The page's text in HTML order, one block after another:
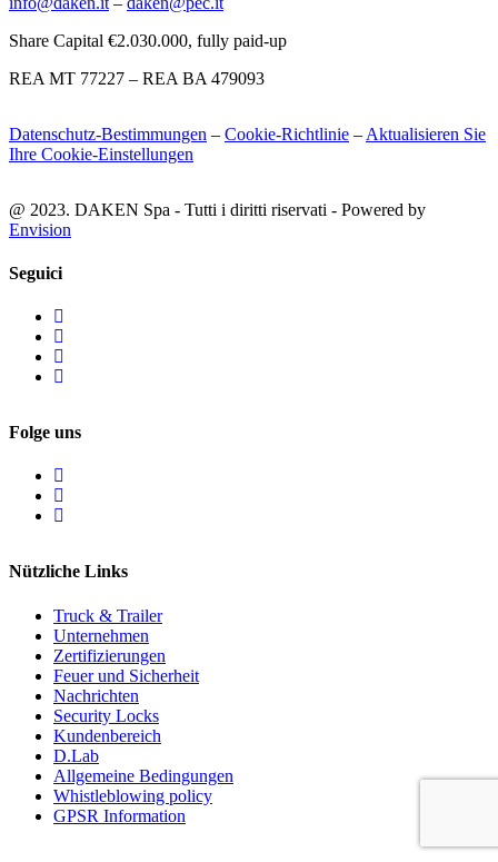
Share Capital €2.030.000, fully paid-up
REA MT 77227 – REA BA 479093
Datenschutz-Bestimmungen – Cookie-Richtlinie – Aktualisieren Sie
Ihre Cookie-Einstellungen
@ 2023. DAKEN Spa - Tutti i diritti riservati - Powered by
Envision
Seguici
Folge uns
Nützliche Links
Truck & Trailer
Unternehmen
Zertifizierungen
Feuer und Sicherheit
Nachrichten
Security Locks
Kundenbereich
D.Lab
Allgemeine Bedingungen
Whistleblowing policy
GPSR Information